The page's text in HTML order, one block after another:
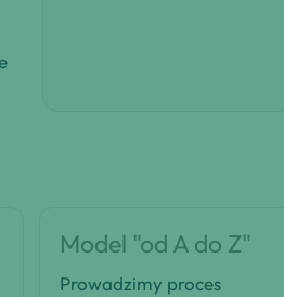
Model "od A do Z"
Prowadzimy proces